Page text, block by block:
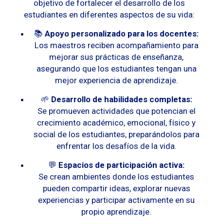
objetivo de fortalecer el desarrollo de los
estudiantes en diferentes aspectos de su vida:
📚 Apoyo personalizado para los docentes:
Los maestros reciben acompañamiento para
mejorar sus prácticas de enseñanza,
asegurando que los estudiantes tengan una
mejor experiencia de aprendizaje.
🌱 Desarrollo de habilidades completas:
Se promueven actividades que potencian el
crecimiento académico, emocional, físico y
social de los estudiantes, preparándolos para
enfrentar los desafíos de la vida.
💬 Espacios de participación activa:
Se crean ambientes donde los estudiantes
pueden compartir ideas, explorar nuevas
experiencias y participar activamente en su
propio aprendizaje.